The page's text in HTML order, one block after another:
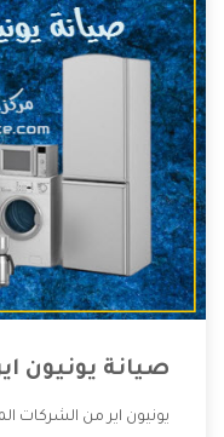
صيانة يونيون
يونيون اير من الشركات